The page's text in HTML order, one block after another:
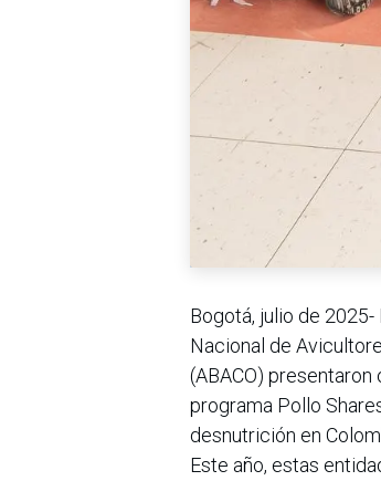
Bogotá, julio de
Nacional de
(ABACO) presentaron
programa Pollo
desnutrición en
Este año, estas